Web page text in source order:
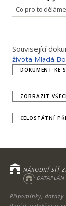
Co pro to
Související
života Mladá
DOKUMENT KE
ZOBRAZIT
CELOSTÁTNÍ
Připomínky, dotazy
NÁRODNÍ SÍŤ